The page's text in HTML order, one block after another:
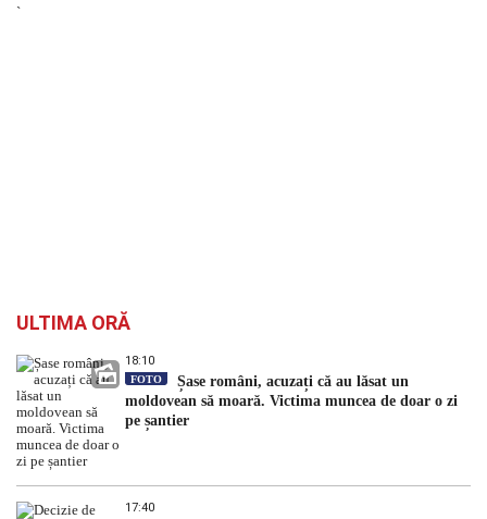
`
ULTIMA ORĂ
18:10
FOTO
Șase români, acuzați că au lăsat un
moldovean să moară. Victima muncea de doar o zi
pe șantier
17:40